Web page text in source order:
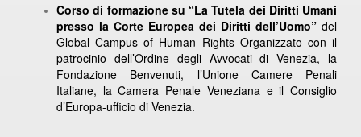
Corso di formazione su “La Tutela dei Diritti Umani
presso la Corte Europea dei Diritti dell’Uomo” del
Global Campus of Human Rights Organizzato con il
patrocinio dell’Ordine degli Avvocati di Venezia, la
Fondazione Benvenuti, l’Unione Camere Penali
Italiane, la Camera Penale Veneziana e il Consiglio
d’Europa-ufficio di Venezia.